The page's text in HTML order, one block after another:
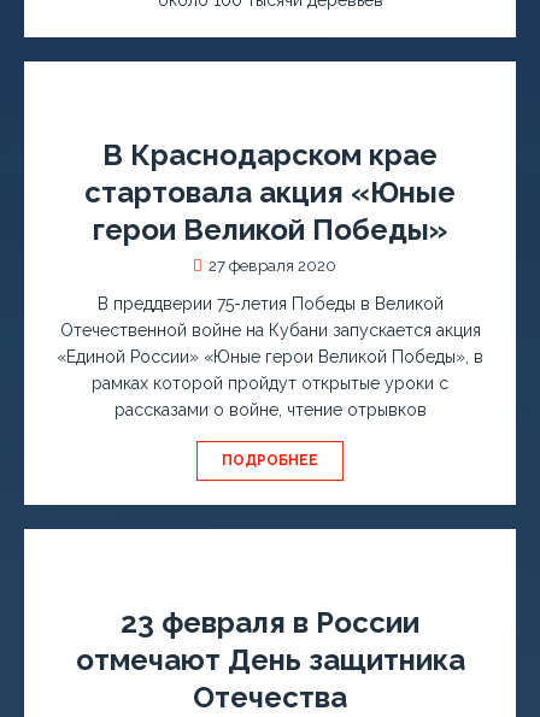
В Краснодарском крае
стартовала акция «Юные
герои Великой Победы»
27 февраля 2020
В преддверии 75-летия Победы в Великой
Отечественной войне на Кубани запускается акция
«Единой России» «Юные герои Великой Победы», в
рамках которой пройдут открытые уроки с
рассказами о войне, чтение отрывков
ПОДРОБНЕЕ
23 февраля в России
отмечают День защитника
Отечества